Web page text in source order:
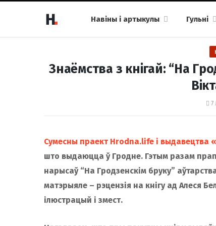
Навіны і артыкулы Гульні
Знаёмства з кнігай: “На
7
Сумесны праект Hrodna.life і выдавецтва
што выдаюцца ў Гродне. Гэтым разам
нарысаў “На Гродзенскім бруку”
матэрыяле – рэцензія на кнігу ад Алеся
ілюстрацый і змест.